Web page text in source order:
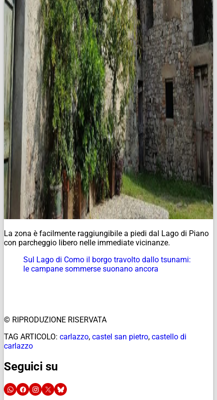
La zona è facilmente raggiungibile a piedi dal Lago di Piano
con parcheggio libero nelle immediate vicinanze.
Sul Lago di Como il borgo travolto dallo tsunami:
le campane sommerse suonano ancora
© RIPRODUZIONE RISERVATA
TAG ARTICOLO: carlazzo, castel san pietro, castello di
carlazzo
Seguici su